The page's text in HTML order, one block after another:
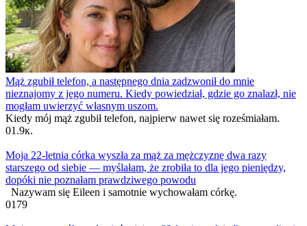
Mąż zgubił telefon, a następnego dnia zadzwonił do mnie
nieznajomy z jego numeru. Kiedy powiedział, gdzie go znalazł, nie
mogłam uwierzyć własnym uszom.
Kiedy mój mąż zgubił telefon, najpierw nawet się roześmiałam.
01.9к.
Moja 22-letnia córka wyszła za mąż za mężczyznę dwa razy
starszego od siebie — myślałam, że zrobiła to dla jego pieniędzy,
dopóki nie poznałam prawdziwego powodu
Nazywam się Eileen i samotnie wychowałam córkę.
0179